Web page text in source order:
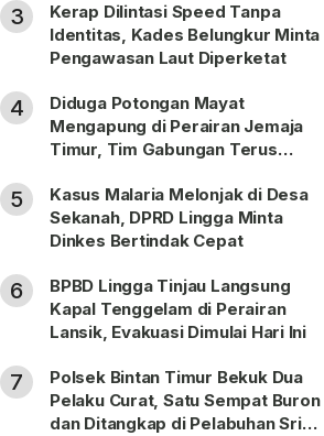
3
Kerap Dilintasi Speed Tanpa
Identitas, Kades Belungkur Minta
Pengawasan Laut Diperketat
4
Diduga Potongan Mayat
Mengapung di Perairan Jemaja
Timur, Tim Gabungan Terus
5
Kasus Malaria Melonjak di Desa
Sekanah, DPRD Lingga Minta
Dinkes Bertindak Cepat
6
BPBD Lingga Tinjau Langsung
Kapal Tenggelam di Perairan
Lansik, Evakuasi Dimulai Hari Ini
7
Polsek Bintan Timur Bekuk Dua
Pelaku Curat, Satu Sempat Buron
dan Ditangkap di Pelabuhan Sri